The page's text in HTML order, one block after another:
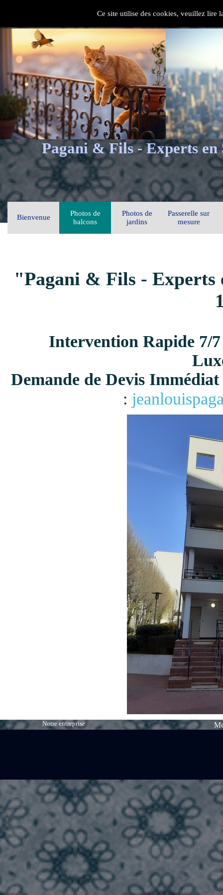
Ce site utilise des cookies, veuillez lire
Pagani & Fils - Experts en
Bienvenue
Photos de
balcons
Photos de
jardins
Passerelle sur
mesure
"Pagani & Fils - Experts
Intervention Rapide 7/
Demande de Devis
:
Notre entreprise